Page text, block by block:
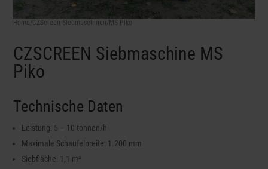
Home /CZScreen Siebmaschinen /MS Piko
CZSCREEN Siebmaschine MS
Piko
Technische Daten
Leistung: 5 – 10 tonnen/h
Maximale Schaufelbreite: 1.200 mm
Siebfläche: 1,1 m²